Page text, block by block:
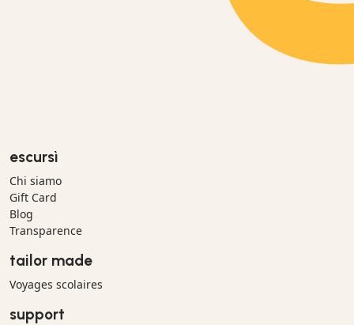
escursì
Chi siamo
Gift Card
Blog
Transparence
tailor made
Voyages scolaires
support